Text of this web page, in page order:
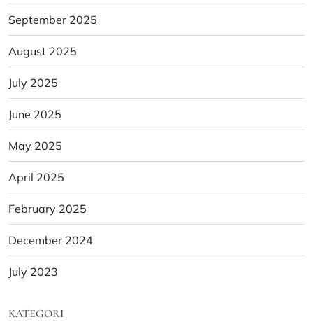
September 2025
August 2025
July 2025
June 2025
May 2025
April 2025
February 2025
December 2024
July 2023
KATEGORI